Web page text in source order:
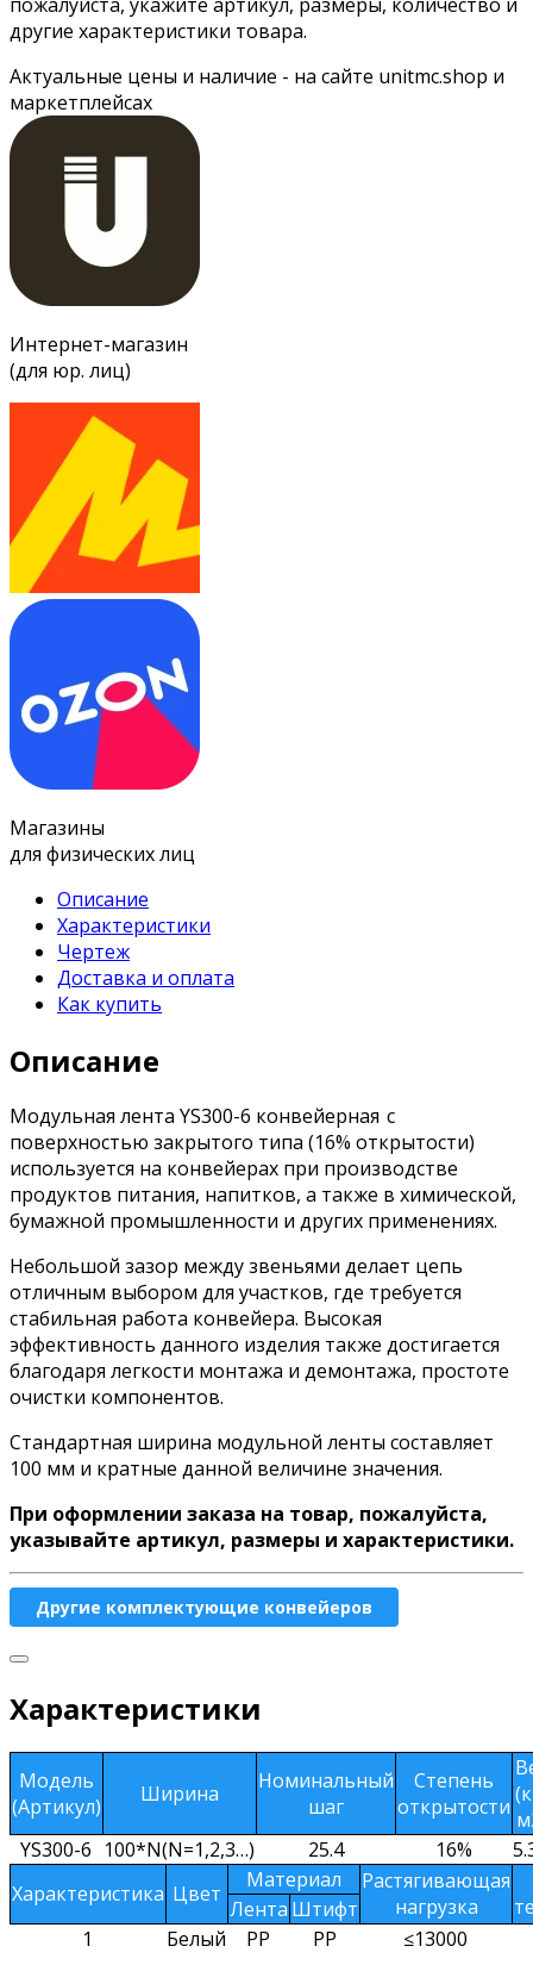
другие характеристики товара.
Актуальные цены и наличие - на сайте unitmc.shop и
маркетплейсах
Интернет-магазин
(для юр. лиц)
Магазины
для физических лиц
Описание
Характеристики
Чертеж
Доставка и оплата
Как купить
Описание
Модульная лента YS300-6 конвейерная с
поверхностью закрытого типа (16% открытости)
используется на конвейерах при производстве
продуктов питания, напитков, а также в химической,
бумажной промышленности и других применениях.
Небольшой зазор между звеньями делает цепь
отличным выбором для участков, где требуется
стабильная работа конвейера. Высокая
эффективность данного изделия также достигается
благодаря легкости монтажа и демонтажа, простоте
очистки компонентов.
Стандартная ширина модульной ленты составляет
100 мм и кратные данной величине значения.
При оформлении заказа на товар, пожалуйста,
указывайте артикул, размеры и характеристики.
Другие комплектующие конвейеров
Характеристики
Модель
(Артикул)
Ширина
Номинальный
шаг
Степень
открытости
YS300-6 100*N(N=1,2,3…) 25.4 16%
Характеристика Цвет
Материал
Растягивающая
нагрузка
Лента Штифт
1
Белый PР PP ≤13000